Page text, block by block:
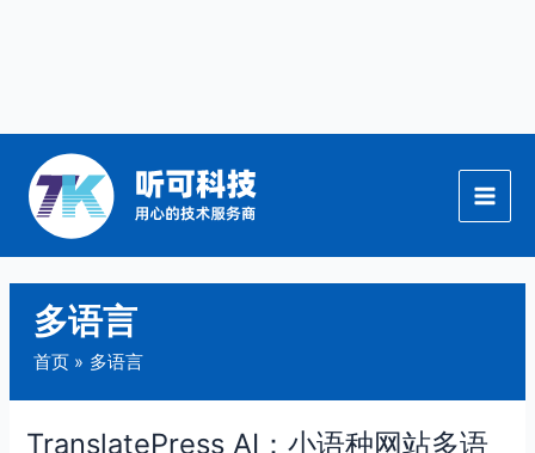
多语言
首页 多语言
TranslatePress AI：小语种网站多语
TranslatePress